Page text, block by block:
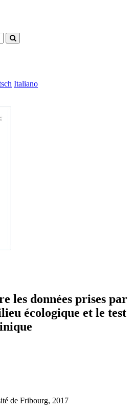
Italiano
les données prises par
écologique et le test
de Fribourg, 2017